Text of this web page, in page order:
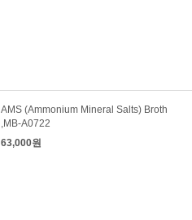
AMS (Ammonium Mineral Salts) Broth
,MB-A0722
63,000원